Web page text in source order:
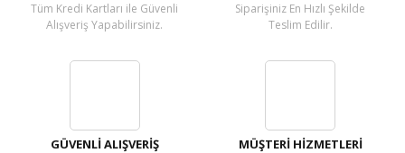
Tüm Kredi Kartları ile Güvenli
Alışveriş Yapabilirsiniz.
Siparişiniz En Hızlı Şekilde
Teslim Edilir.
GÜVENLİ ALIŞVERİŞ MÜŞTERİ HİZMETLERİ